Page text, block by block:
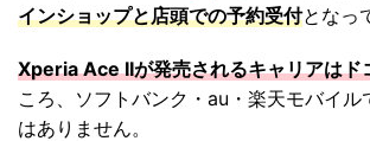
インショップと店頭での予約受付となっ
Xperia Ace IIが発売されるキャリアはド
ころ、ソフトバンク・au・楽天モバイル
はありません。